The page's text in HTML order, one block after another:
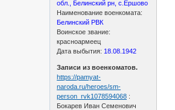
обл., Белинский рн, с.Ершово
Наименование военкомата:
Белинский РВК
Воинское звание:
красноармеец
Дата выбытия: 18.08.1942
Записи из военкоматов.
https://pamyat-
naroda.ru/heroes/sm-
person_rvk1078594068 :
Бокарев Иван Семенович